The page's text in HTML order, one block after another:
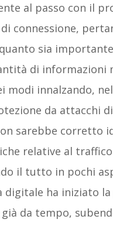
al passo con il
connessione,
sia
di informazioni
modi innalzando,
da attacchi
sarebbe corretto
relative al
il tutto in pochi
digitale ha iniziato
da tempo,